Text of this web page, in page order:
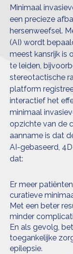
Minimaal
een precieze
hersenweefsel.
(AI) wordt
meest kansrijk is
te leiden,
stereotactische
platform
interactief het
minimaal
opzichte van de
aanname is dat
AI-gebaseerd,
dat:
Er meer
curatieve
Met een beter
minder
En als gevolg,
toegankelijke
epilepsie.